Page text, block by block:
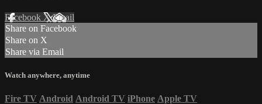
Facebook XEmail
Share on Facebook
Share on X
Share via Email
Watch anywhere, anytime
Fire TV Android Android TV iPhone Apple TV